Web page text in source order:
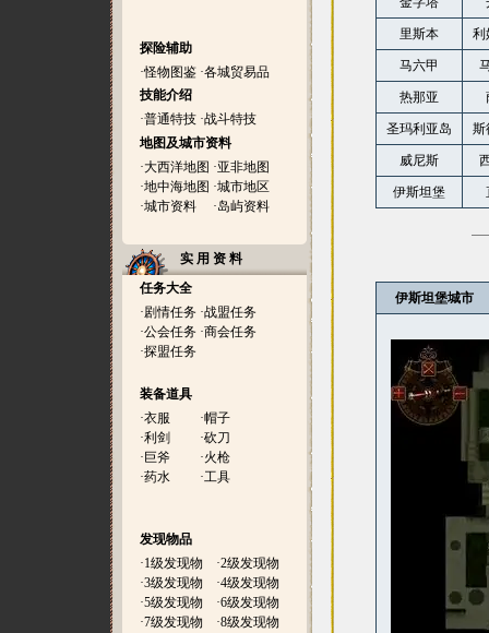
探险辅助
·怪物图鉴 ·各城贸易品
技能介绍
·普通特技 ·战斗特技
地图及城市资料
·大西洋地图 ·亚非地图
·地中海地图 ·城市地区
·城市资料 ·岛屿资料
实 用 资 料
任务大全
·剧情任务 ·战盟任务
·公会任务 ·商会任务
·探盟任务
装备道具
·衣服 ·帽子
·利剑 ·砍刀
· 巨斧 ·火枪
·药水 ·工具
发现物品
·1级发现物 ·2级发现物
·3级发现物 ·4级发现物
·5级发现物 ·6级发现物
·7级发现物 ·8级发现物
里斯本 利
马六甲
热那亚
圣玛利亚岛 斯
威尼斯
伊斯坦堡
伊斯坦堡城市